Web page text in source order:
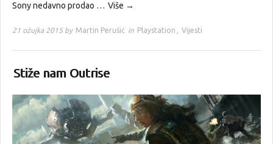
Sony nedavno prodao … Više →
21 ožujka 2015 by Martin Perušić in Playstation , Vijesti
Stiže nam Outrise